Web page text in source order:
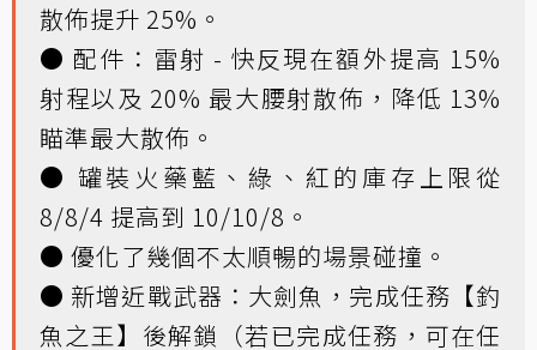
散佈提升 25%。
● 配件：雷射 - 快反現在額外提高 15%
射程以及 20% 最大腰射散佈，降低 13%
瞄準最大散佈。
● 罐裝火藥藍、綠、紅的庫存上限從
8/8/4 提高到 10/10/8。
● 優化了幾個不太順暢的場景碰撞。
● 新增近戰武器：大劍魚，完成任務【釣
魚之王】後解鎖（若已完成任務，可在任